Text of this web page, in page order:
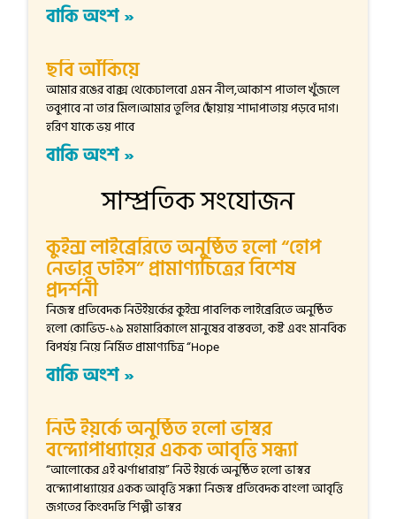
বাকি অংশ »
ছবি আঁকিয়ে
আমার রঙের বাক্স থেকেঢালবো এমন নীল,আকাশ পাতাল খুঁজলে
তবুপাবে না তার মিল।আমার তুলির ছোঁয়ায় শাদাপাতায় পড়বে দাগ।
হরিণ যাকে ভয় পাবে
বাকি অংশ »
সাম্প্রতিক সংযোজন
কুইন্স লাইব্রেরিতে অনুষ্ঠিত হলো “হোপ
নেভার ডাইস” প্রামাণ্যচিত্রের বিশেষ
প্রদর্শনী
নিজস্ব প্রতিবেদক নিউইয়র্কের কুইন্স পাবলিক লাইব্রেরিতে অনুষ্ঠিত
হলো কোভিড-১৯ মহামারিকালে মানুষের বাস্তবতা, কষ্ট এবং মানবিক
বিপর্যয় নিয়ে নির্মিত প্রামাণ্যচিত্র “Hope
বাকি অংশ »
নিউ ইয়র্কে অনুষ্ঠিত হলো ভাস্বর
বন্দ্যোপাধ্যায়ের একক আবৃত্তি সন্ধ্যা
“আলোকের এই ঝর্ণাধারায়” নিউ ইয়র্কে অনুষ্ঠিত হলো ভাস্বর
বন্দ্যোপাধ্যায়ের একক আবৃত্তি সন্ধ্যা নিজস্ব প্রতিবেদক বাংলা আবৃত্তি
জগতের কিংবদন্তি শিল্পী ভাস্বর